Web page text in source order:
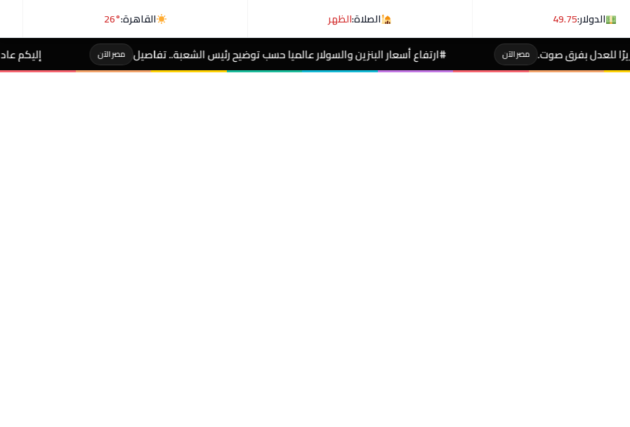
الدولار:49.75 الصلاة:الظهر القاهرة:26°
مصر الآن #ارتفاع أسعار البنزين والسولار عالميا حسب توضيح رئيس الشعبة.. تفاصيل مصر الآن إليكم عادات يومية تقصر